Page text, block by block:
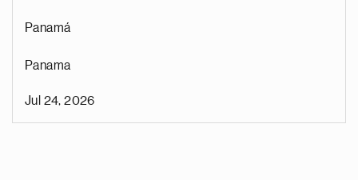
Panamá
Panama
Jul 24, 2026